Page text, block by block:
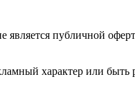
публичной
характер или быть